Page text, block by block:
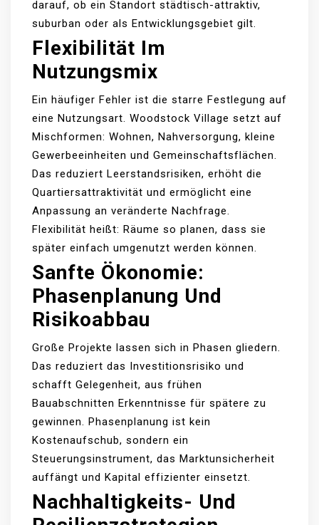
darauf, ob ein Standort städtisch-attraktiv,
suburban oder als Entwicklungsgebiet gilt.
Flexibilität Im
Nutzungsmix
Ein häufiger Fehler ist die starre Festlegung auf
eine Nutzungsart. Woodstock Village setzt auf
Mischformen: Wohnen, Nahversorgung, kleine
Gewerbeeinheiten und Gemeinschaftsflächen.
Das reduziert Leerstandsrisiken, erhöht die
Quartiersattraktivität und ermöglicht eine
Anpassung an veränderte Nachfrage.
Flexibilität heißt: Räume so planen, dass sie
später einfach umgenutzt werden können.
Sanfte Ökonomie:
Phasenplanung Und
Risikoabbau
Große Projekte lassen sich in Phasen gliedern.
Das reduziert das Investitionsrisiko und
schafft Gelegenheit, aus frühen
Bauabschnitten Erkenntnisse für spätere zu
gewinnen. Phasenplanung ist kein
Kostenaufschub, sondern ein
Steuerungsinstrument, das Marktunsicherheit
auffängt und Kapital effizienter einsetzt.
Nachhaltigkeits- Und